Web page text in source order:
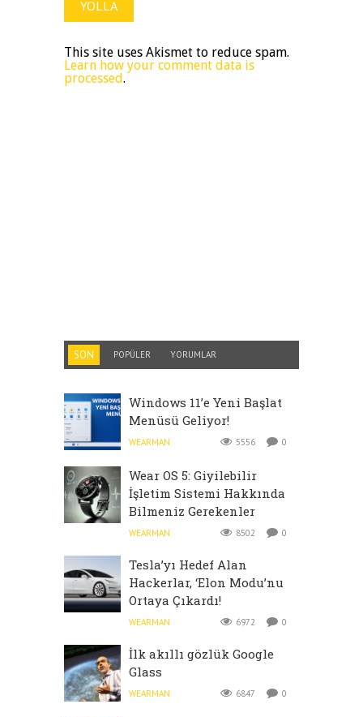
This site uses Akismet to reduce spam.
Learn how your comment data is
processed.
SON POPÜLER YORUMLAR
Windows 11’e Yeni Başlat
Menüsü Geliyor!
WEARMAN 5556 0
Wear OS 5: Giyilebilir
İşletim Sistemi Hakkında
Bilmeniz Gerekenler
WEARMAN 8502 0
Tesla’yı Hedef Alan
Hackerlar, ‘Elon Modu’nu
Ortaya Çıkardı!
WEARMAN 6972 0
İlk akıllı gözlük Google
Glass
WEARMAN 6847 0